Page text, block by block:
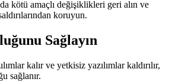
kötü amaçlı değişiklikleri geri alın ve
koruyun.
Sağlayın
kalır ve yetkisiz yazılımlar kaldırılır,
sağlanır.